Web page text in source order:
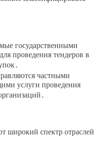
государственными
проведения тендеров в
частными
услуги проведения
широкий спектр отраслей